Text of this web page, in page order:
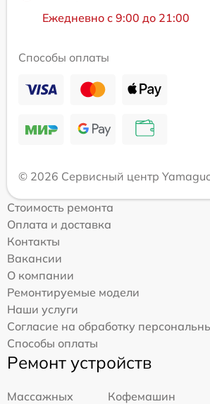
Ежедневно с 9:00 до 21:00
Способы оплаты
© 2026 Сервисный центр
Стоимость ремонта
Оплата и доставка
Контакты
Вакансии
О компании
Ремонтируемые модели
Наши услуги
Согласие на обработку
Способы оплаты
Ремонт устройств
Массажных
Кофемашин